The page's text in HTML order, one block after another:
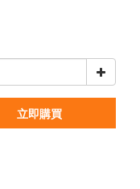
立即購買